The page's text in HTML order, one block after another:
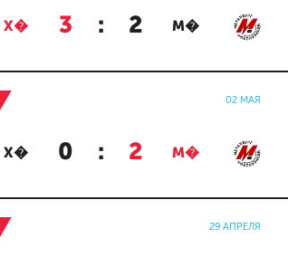
Х� 3 : 2 М�
02 МАЯ
Х� 0 : 2 М�
29 АПРЕЛЯ